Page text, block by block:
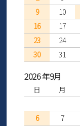
9
10
16
17
23
24
30
31
2026 年9月
日 月
6
7